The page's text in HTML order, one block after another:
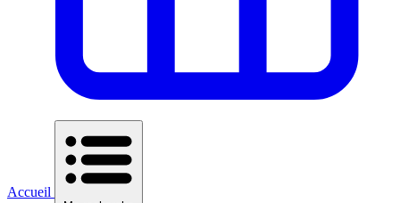
Accueil